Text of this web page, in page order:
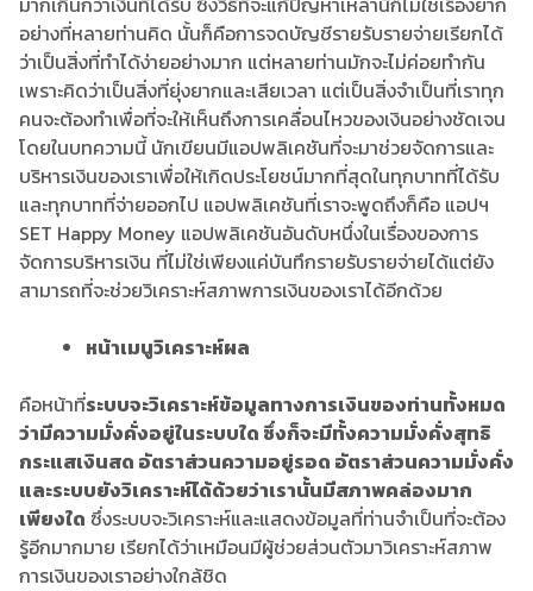
หน้าเมนูวิเคราะห์ผล
คือหน้าที่ระบบจะวิเคราะห์ข้อมูลทางการเงินของท่านทั้งหมด
ว่ามีความมั่งคั่งอยู่ในระบบใด ซึ่งก็จะมีทั้งความมั่งคั่งสุทธิ
กระแสเงินสด อัตราส่วนความอยู่รอด อัตราส่วนความมั่งคั่ง
และระบบยังวิเคราะห์ได้ด้วยว่าเรานั้นมีสภาพคล่องมาก
เพียงใด ซึ่งระบบจะวิเคราะห์และแสดงข้อมูลที่ท่านจำเป็นที่จะต้อง
รู้อีกมากมาย เรียกได้ว่าเหมือนมีผู้ช่วยส่วนตัวมาวิเคราะห์สภาพ
การเงินของเราอย่างใกล้ชิด